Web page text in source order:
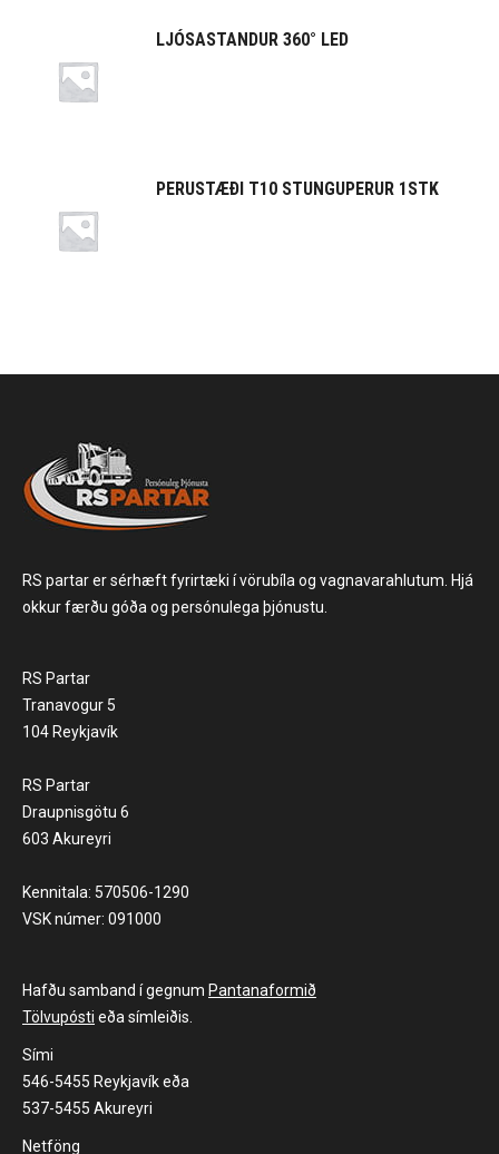
LJÓSASTANDUR 360° LED
PERUSTÆÐI T10 STUNGUPERUR 1STK
RS partar er sérhæft fyrirtæki í vörubíla og vagnavarahlutum. Hjá
okkur færðu góða og persónulega þjónustu.
RS Partar
Tranavogur 5
104 Reykjavík
RS Partar
Draupnisgötu 6
603 Akureyri
Kennitala: 570506-1290
VSK númer: 091000
Hafðu samband í gegnum Pantanaformið
Tölvupósti eða símleiðis.
Sími
546-5455 Reykjavík eða
537-5455 Akureyri
Netföng